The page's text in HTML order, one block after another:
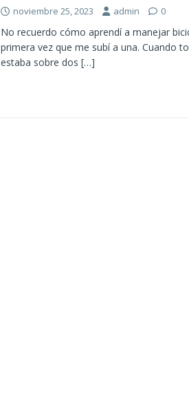
noviembre 25, 2023 admin 0
No recuerdo cómo aprendí a manejar
primera vez que me subí a una. Cuando
estaba sobre dos […]